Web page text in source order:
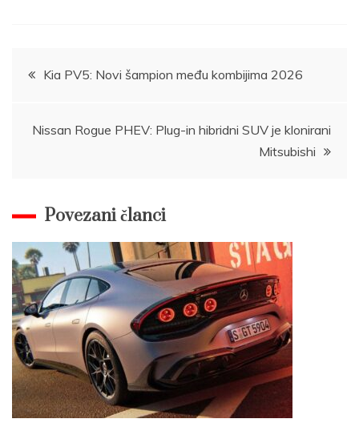
Post
Kia PV5: Novi šampion među kombijima 2026
Nissan Rogue PHEV: Plug-in hibridni SUV je klonirani
Mitsubishi
Povezani članci